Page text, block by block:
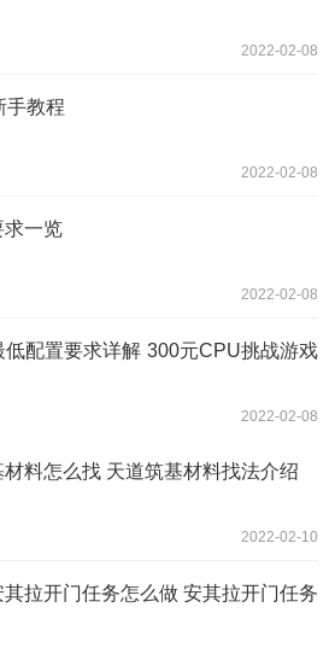
2022-02-08
手教程
2022-02-08
求一览
2022-02-08
低配置要求详解 300元CPU挑战游戏
2022-02-08
材料怎么找 天道筑基材料找法介绍
2022-02-10
其拉开门任务怎么做 安其拉开门任务